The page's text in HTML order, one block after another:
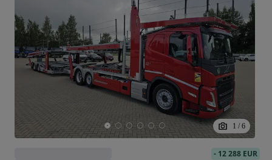
1 / 6
- 12 288 EUR